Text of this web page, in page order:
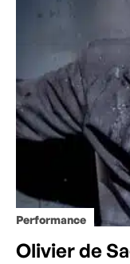
Performance
Olivier de